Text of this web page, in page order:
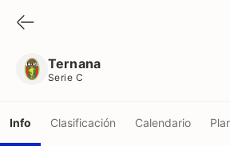
Ternana
Serie C
Info Clasificación Calendario